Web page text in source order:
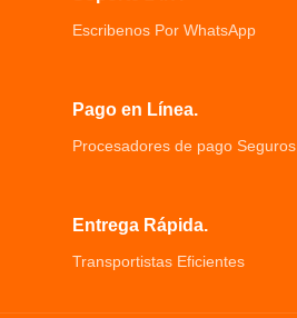
Funciona acoplándolo a una ventana
Protege múltiples entradas Puertas,
armarios y cajones
Escribenos Por WhatsApp
Pago en Línea.
Procesadores de pago Seguros.
Entrega Rápida.
Transportistas Eficientes